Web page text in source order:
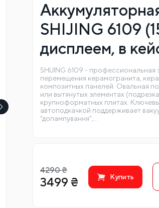
SHIJING 6109
дисплеем, в
SHIJING 6109 - профессиональная
перемещения керамогранита,
композитных панелей. Овальная
или вытянутых элементах
крупноформатных плитах.
автоподкачкой поддерживает
"допампування",…
4290₴
3499 ₴ Купить